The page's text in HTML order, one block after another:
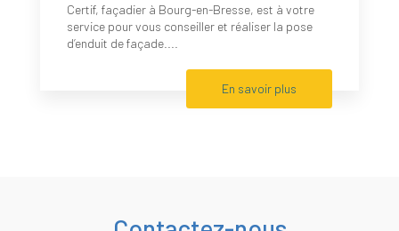
Certif, façadier à Bourg-en-Bresse, est à votre
service pour vous conseiller et réaliser la pose
d’enduit de façade....
En savoir plus